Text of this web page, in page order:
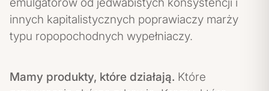
emulgatorów od jedwabistych konsystencji i
innych kapitalistycznych poprawiaczy marży
typu ropopochodnych wypełniaczy.
Mamy produkty, które działają. Które